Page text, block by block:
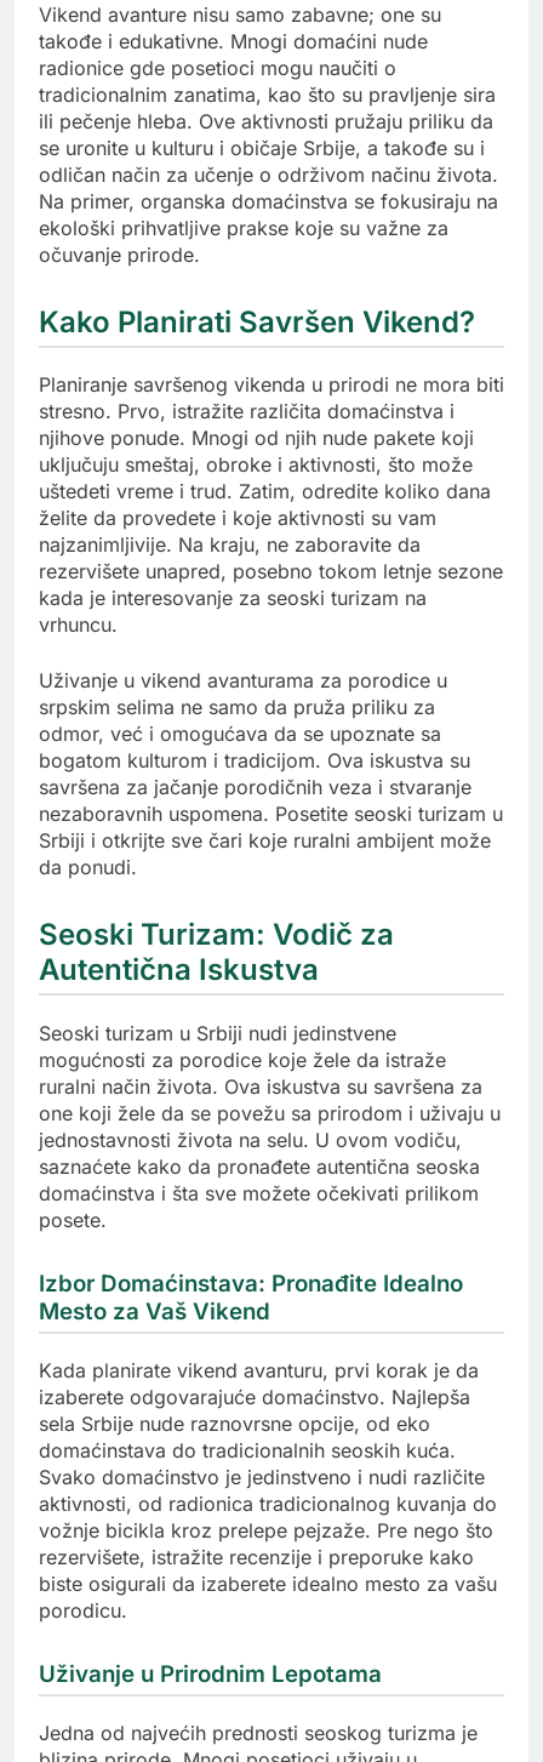
Vikend avanture nisu samo zabavne; one su
takođe i edukativne. Mnogi domaćini nude
radionice gde posetioci mogu naučiti o
tradicionalnim zanatima, kao što su pravljenje sira
ili pečenje hleba. Ove aktivnosti pružaju priliku da
se uronite u kulturu i običaje Srbije, a takođe su i
odličan način za učenje o održivom načinu života.
Na primer, organska domaćinstva se fokusiraju na
ekološki prihvatljive prakse koje su važne za
očuvanje prirode.
Kako Planirati Savršen Vikend?
Planiranje savršenog vikenda u prirodi ne mora biti
stresno. Prvo, istražite različita domaćinstva i
njihove ponude. Mnogi od njih nude pakete koji
uključuju smeštaj, obroke i aktivnosti, što može
uštedeti vreme i trud. Zatim, odredite koliko dana
želite da provedete i koje aktivnosti su vam
najzanimljivije. Na kraju, ne zaboravite da
rezervišete unapred, posebno tokom letnje sezone
kada je interesovanje za seoski turizam na
vrhuncu.
Uživanje u vikend avanturama za porodice u
srpskim selima ne samo da pruža priliku za
odmor, već i omogućava da se upoznate sa
bogatom kulturom i tradicijom. Ova iskustva su
savršena za jačanje porodičnih veza i stvaranje
nezaboravnih uspomena. Posetite seoski turizam u
Srbiji i otkrijte sve čari koje ruralni ambijent može
da ponudi.
Seoski Turizam: Vodič za
Autentična Iskustva
Seoski turizam u Srbiji nudi jedinstvene
mogućnosti za porodice koje žele da istraže
ruralni način života. Ova iskustva su savršena za
one koji žele da se povežu sa prirodom i uživaju u
jednostavnosti života na selu. U ovom vodiču,
saznaćete kako da pronađete autentična seoska
domaćinstva i šta sve možete očekivati prilikom
posete.
Izbor Domaćinstava: Pronađite Idealno
Mesto za Vaš Vikend
Kada planirate vikend avanturu, prvi korak je da
izaberete odgovarajuće domaćinstvo. Najlepša
sela Srbije nude raznovrsne opcije, od eko
domaćinstava do tradicionalnih seoskih kuća.
Svako domaćinstvo je jedinstveno i nudi različite
aktivnosti, od radionica tradicionalnog kuvanja do
vožnje bicikla kroz prelepe pejzaže. Pre nego što
rezervišete, istražite recenzije i preporuke kako
biste osigurali da izaberete idealno mesto za vašu
porodicu.
Uživanje u Prirodnim Lepotama
Jedna od najvećih prednosti seoskog turizma je